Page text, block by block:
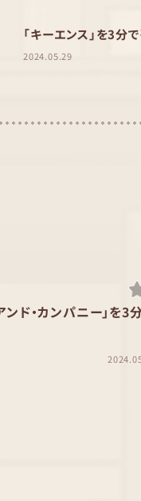
「キーエンス」を3分
2024.05.29
ンド・カンパニー」を3